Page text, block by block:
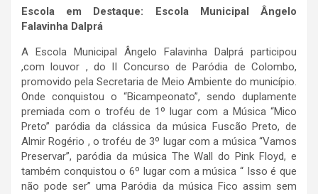
Escola em Destaque: Escola Municipal Ângelo
Falavinha Dalprá
A Escola Municipal Ângelo Falavinha Dalprá participou
,com louvor , do II Concurso de Paródia de Colombo,
promovido pela Secretaria de Meio Ambiente do município.
Onde conquistou o “Bicampeonato”, sendo duplamente
premiada com o troféu de 1º lugar com a Música “Mico
Preto” paródia da clássica da música Fuscão Preto, de
Almir Rogério , o troféu de 3º lugar com a música “Vamos
Preservar”, paródia da música The Wall do Pink Floyd, e
também conquistou o 6º lugar com a música “ Isso é que
não pode ser” uma Paródia da música Fico assim sem